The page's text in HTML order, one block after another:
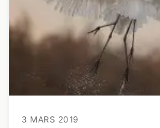
3 MARS 2019